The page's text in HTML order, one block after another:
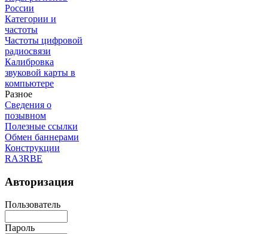
России
Категории и
частоты
Частоты цифровой
радиосвязи
Калибровка
звуковой карты в
компьютере
Разное
Сведения о
позывном
Полезные ссылки
Обмен баннерами
Конструкции
RA3RBE
Авторизация
Пользователь
Пароль